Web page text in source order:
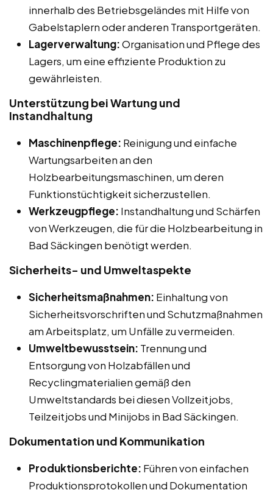
innerhalb des Betriebsgeländes mit Hilfe von
Gabelstaplern oder anderen Transportgeräten.
Lagerverwaltung:Organisation und Pflege des
Lagers, um eine effiziente Produktion zu
gewährleisten.
Unterstützung bei Wartung und
Instandhaltung
Maschinenpflege: Reinigung und einfache
Wartungsarbeiten an den
Holzbearbeitungsmaschinen, um deren
Funktionstüchtigkeit sicherzustellen.
Werkzeugpflege: Instandhaltung und Schärfen
von Werkzeugen, die für die Holzbearbeitung in
Bad Säckingen benötigt werden.
Sicherheits- und Umweltaspekte
Sicherheitsmaßnahmen: Einhaltung von
Sicherheitsvorschriften und Schutzmaßnahmen
am Arbeitsplatz, um Unfälle zu vermeiden.
Umweltbewusstsein: Trennung und
Entsorgung von Holzabfällen und
Recyclingmaterialien gemäß den
Umweltstandards bei diesen Vollzeitjobs,
Teilzeitjobs und Minijobs in Bad Säckingen.
Dokumentation und Kommunikation
Produktionsberichte: Führen von einfachen
Produktionsprotokollen und Dokumentation